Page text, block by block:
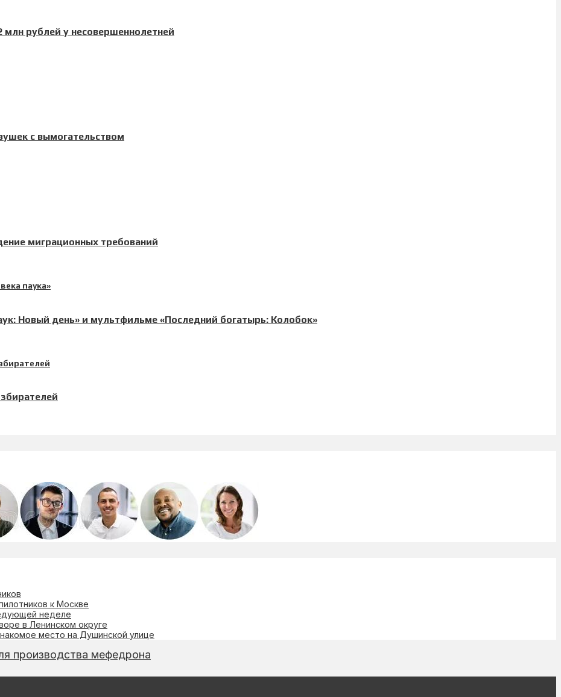
рублей у несовершеннолетней
с вымогательством
миграционных требований
Новый день» и мультфильме «Последний богатырь: Колобок»
к Москве
неделе
в Ленинском округе
место на Душинской улице
производства мефедрона